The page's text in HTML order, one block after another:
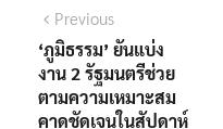
แนะแนว
เรื่อง
Previous
post:
‘ภูมิธรรม’ ยันแบ่ง
งาน 2 รัฐมนตรีช่วย
ตามความเหมาะสม
คาดชัดเจนในสัปดาห์